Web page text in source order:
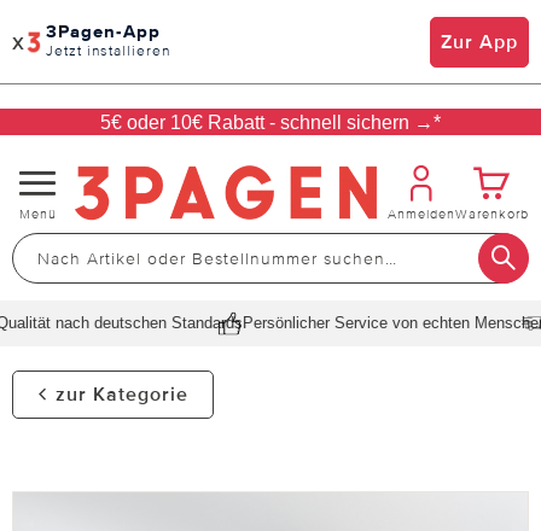
x 3Pagen-App
Jetzt installieren Zur App
5€ oder 10€ Rabatt - schnell sichern →*
Navigation
umschalten
Menü AnmeldenWarenkorb
nach deutschen StandardsPersönlicher Service von echten Menschen
zur Kategorie